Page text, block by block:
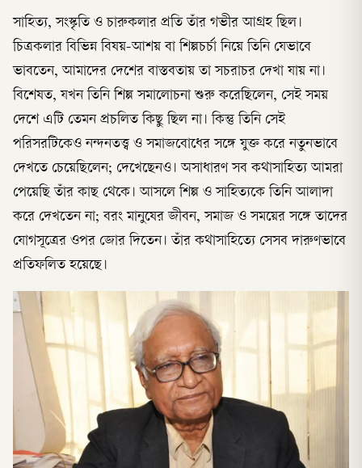
সাহিত্য, সংস্কৃতি ও চারুকলার প্রতি তাঁর গভীর আগ্রহ ছিল।
চিত্রকলার বিভিন্ন বিষয়-আশয় বা শিল্পচর্চা নিয়ে তিনি যেভাবে
ভাবতেন, আমাদের দেশের বাস্তবতায় তা সচরাচর দেখা যায় না।
বিশেষত, যখন তিনি শিল্প সমালোচনা শুরু করেছিলেন, সেই সময়
দেশে এটি তেমন প্রচলিত কিছু ছিল না। কিন্তু তিনি সেই
পরিসরটিকেও নন্দনতত্ত্ব ও সমাজবোধের সঙ্গে যুক্ত করে নতুনভাবে
দেখতে চেয়েছিলেন; দেখেছেনও। অসাধারণ সব কথাসাহিত্য আমরা
পেয়েছি তাঁর কাছ থেকে। আসলে শিল্প ও সাহিত্যকে তিনি আলাদা
করে দেখতেন না; বরং মানুষের জীবন, সমাজ ও সময়ের সঙ্গে তাদের
যোগসূত্রের ওপর জোর দিতেন। তাঁর কথাসাহিত্যে সেসব দারুণভাবে
প্রতিফলিত হয়েছে।